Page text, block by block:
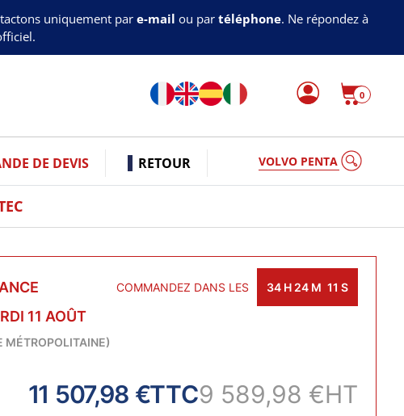
uniquement par e-mail ou par téléphone. Ne répondez à
0
DE DEVIS RETOUR VOLVO P
11 AOÛT
MÉTROPOLITAINE)
COMMANDEZ DANS LES 34 H 24 M 10 S
11 507,98 €TTC9 589,98 €HT